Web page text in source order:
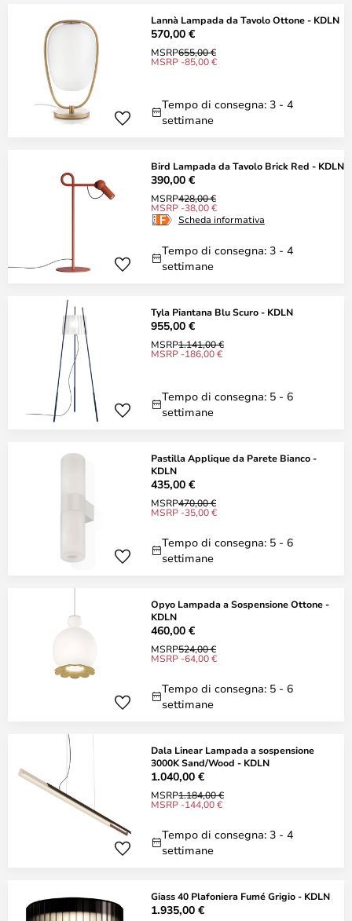
Lannà Lampada da Tavolo Ottone - KDLN
570,00 €
MSRP655,00 €
MSRP -85,00 €
Tempo di consegna: 3 - 4
settimane
Bird Lampada da Tavolo Brick Red - KDLN
390,00 €
MSRP428,00 €
MSRP -38,00 €
Scheda informativa
Tempo di consegna: 3 - 4
settimane
Tyla Piantana Blu Scuro - KDLN
955,00 €
MSRP1.141,00 €
MSRP -186,00 €
Tempo di consegna: 5 - 6
settimane
Pastilla Applique da Parete Bianco -
KDLN
435,00 €
MSRP470,00 €
MSRP -35,00 €
Tempo di consegna: 5 - 6
settimane
Opyo Lampada a Sospensione Ottone -
KDLN
460,00 €
MSRP524,00 €
MSRP -64,00 €
Tempo di consegna: 5 - 6
settimane
Dala Linear Lampada a sospensione
3000K Sand/Wood - KDLN
1.040,00 €
MSRP1.184,00 €
MSRP -144,00 €
Tempo di consegna: 3 - 4
settimane
Giass 40 Plafoniera Fumé Grigio - KDLN
1.935,00 €